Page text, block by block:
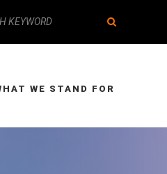
WE STAND FOR